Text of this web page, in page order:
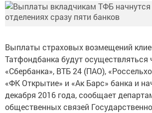
Выплаты страховых возмещений
Татфондбанка будут осуществляться
«Сбербанка», ВТБ 24 (ПАО),
«ФК Открытие» и «Ак Барс» банка и
декабря 2016 года, сообщает
общественных связей